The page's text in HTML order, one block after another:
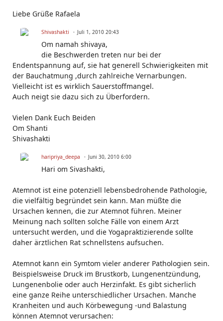
Liebe Grüße Rafaela
Shivashakti Juli 1, 2010 20:43
Om namah shivaya,
die Beschwerden treten nur bei der
Endentspannung auf, sie hat generell Schwierigkeiten mit
der Bauchatmung ,durch zahlreiche Vernarbungen.
Vielleicht ist es wirklich Sauerstoffmangel.
Auch neigt sie dazu sich zu Überfordern.
Vielen Dank Euch Beiden
Om Shanti
Shivashakti
haripriya_deepa Juni 30, 2010 6:00
Hari om Sivashakti,
Atemnot ist eine potenziell lebensbedrohende Pathologie,
die vielfältig begründet sein kann. Man müßte die
Ursachen kennen, die zur Atemnot führen. Meiner
Meinung nach sollten solche Fälle von einem Arzt
untersucht werden, und die Yogapraktizierende sollte
daher ärztlichen Rat schnellstens aufsuchen.
Atemnot kann ein Symtom vieler anderer Pathologien sein.
Beispielsweise Druck im Brustkorb, Lungenentzündung,
Lungenenbolie oder auch Herzinfakt. Es gibt sicherlich
eine ganze Reihe unterschiedlicher Ursachen. Manche
Kranheiten und auch Körbewegung -und Balastung
können Atemnot verursachen: